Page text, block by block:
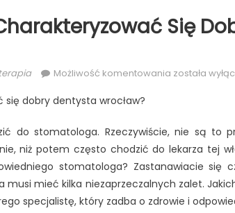
Się
Możliwość komentowania Czym
dobry
dentysta
wrocław?
została
dobry dentysta wrocław?
do stomatologa. Rzeczywiście, nie są to
niż potem często chodzić do lekarza tej
stomatologa? Zastanawiacie się
musi mieć kilka niezaprzeczalnych zalet.
specjalistę, który zadba o zdrowie i